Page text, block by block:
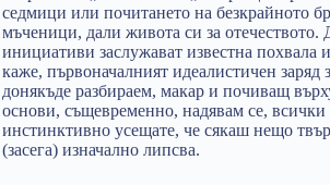
седмици или почитането на безкрайното
мъченици, дали живота си за отечеството.
инициативи заслужават известна похвала
каже, първоначалният идеалистичен заряд
донякъде разбираем, макар и почиващ
основи, същевременно, надявам се, всички
инстинктивно усещате, че сякаш нещо
(засега) изначално липсва.